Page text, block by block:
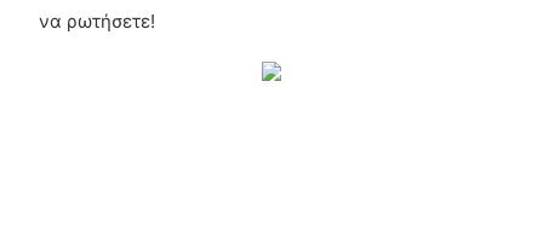
να ρωτήσετε!